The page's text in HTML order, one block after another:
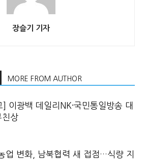
장슬기 기자
MORE FROM AUTHOR
] 이광백 데일리NK·국민통일방송 대
친상
업 변화, 남북협력 새 접점…식량 지